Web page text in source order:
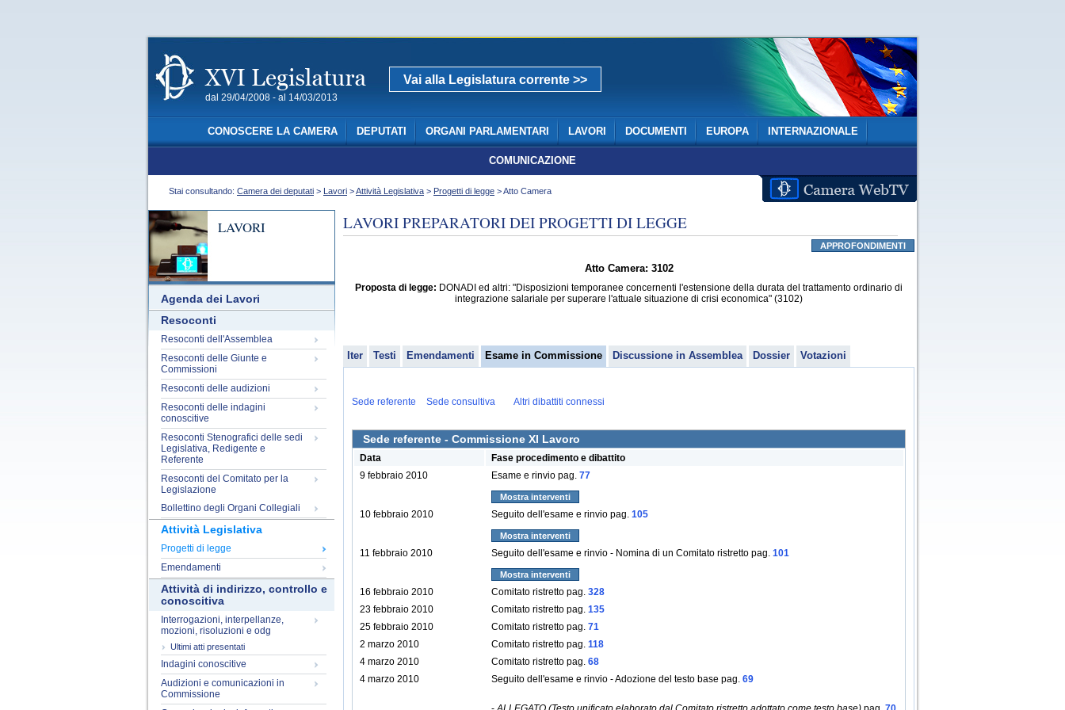
dal 29/04/2008 - al 14/03/2013
Vai alla Legislatura corrente >>
CONOSCERE LA CAMERA DEPUTATI ORGANI PARLAMENTARI LAVORI DOCUMENTI EUROPA INTERNAZIONALE
COMUNICAZIONE
Stai consultando: Camera dei deputati > Lavori >Attività Legislativa > Progetti di legge > Atto Camera
LAVORI
Agenda dei Lavori
Resoconti
Resoconti dell'Assemblea
Resoconti delle Giunte e
Commissioni
Resoconti delle audizioni
Resoconti delle indagini
conoscitive
Resoconti Stenografici delle sedi
Legislativa, Redigente e
Referente
Resoconti del Comitato per la
Legislazione
Bollettino degli Organi Collegiali
Attività Legislativa
Progetti di legge
Emendamenti
Attività di indirizzo, controllo e
conoscitiva
Interrogazioni, interpellanze,
mozioni, risoluzioni e odg
Ultimi atti presentati
Indagini conoscitive
Audizioni e comunicazioni in
Commissione
LAVORI PREPARATORI DEI PROGETTI DI LEGGE
APPROFONDIMENTI
Atto Camera: 3102
Proposta di legge: DONADI ed altri: "Disposizioni temporanee concernenti l'estensione della durata del trattamento ordinario di
integrazione salariale per superare l'attuale situazione di crisi economica" (3102)
Iter Testi Emendamenti Esame in Commissione Discussione in Assemblea Dossier Votazioni
Sede referente Sede consultiva Altri dibattiti connessi
Sede referente - Commissione XI Lavoro
Data
Fase procedimento e dibattito
9 febbraio 2010
Esame e rinvio pag. 77
Mostra interventi
10 febbraio 2010 Seguito dell'esame e rinvio pag. 105
Mostra interventi
11 febbraio 2010 Seguito dell'esame e rinvio - Nomina di un Comitato ristretto pag. 101
Mostra interventi
16 febbraio 2010 Comitato ristretto pag. 328
23 febbraio 2010
Comitato ristretto pag. 135
25 febbraio 2010
Comitato ristretto pag. 71
2 marzo 2010
Comitato ristretto pag. 118
4 marzo 2010
Comitato ristretto pag. 68
4 marzo 2010
Seguito dell'esame e rinvio - Adozione del testo base pag. 69